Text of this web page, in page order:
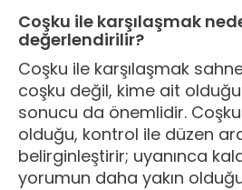
Coşku ile karşılaşmak
değerlendirilir?
Coşku ile karşılaşmak
coşku değil, kime ait
sonucu da önemlidir.
olduğu, kontrol ile düzen
belirginleştirir; uyanınca
yorumun daha yakın